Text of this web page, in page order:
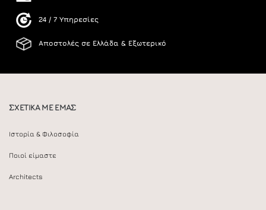
24 / 7 Υπηρεσίες
Αποστολές σε Ελλάδα & Εξωτερικό
ΣΧΕΤΙΚΑ ΜΕ ΕΜΑΣ
Ιστορία & Φιλοσοφία
Ποιοί είμαστε
Architects